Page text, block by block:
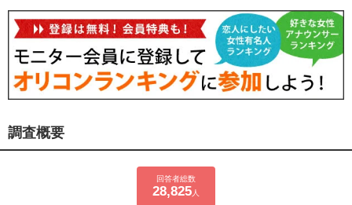
調査概要
回答者総数
28,825 人